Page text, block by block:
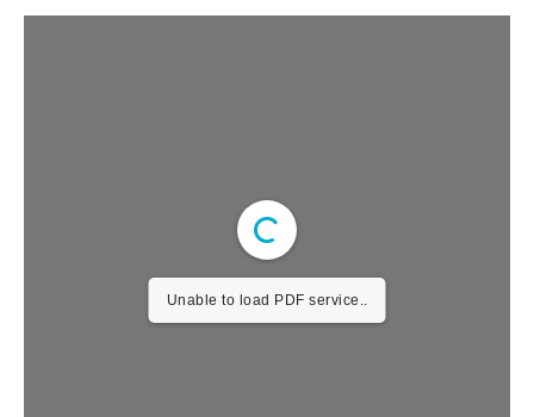
Unable to load PDF service..